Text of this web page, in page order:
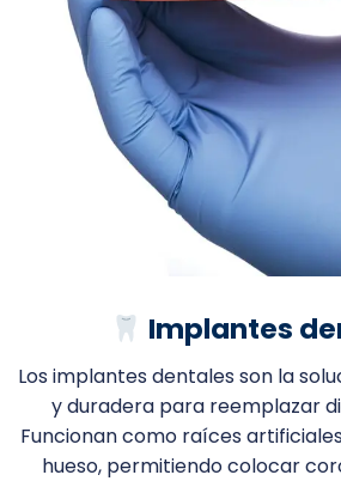
Implantes
Los implantes dentales son la
y duradera para reemplazar
Funcionan como raíces
hueso, permitiendo colocar